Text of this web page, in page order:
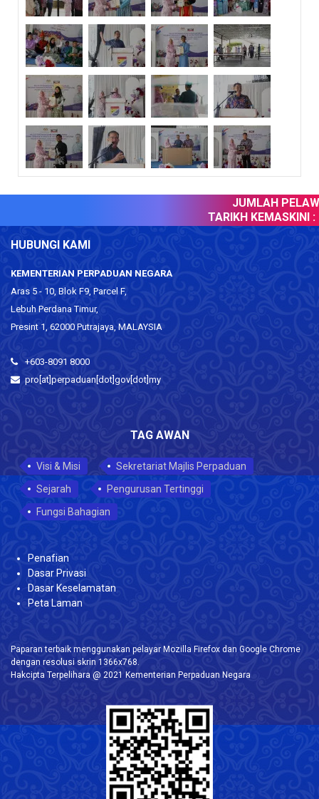
JUMLAH
TARIKH KEMASKINI :
HUBUNGI KAMI
KEMENTERIAN PERPADUAN NEGARA
Aras 5 - 10, Blok F9, Parcel F,
Lebuh Perdana Timur,
Presint 1, 62000 Putrajaya, MALAYSIA
+603-8091 8000
pro[at]perpaduan[dot]gov[dot]my
TAG AWAN
Visi & Misi
Sekretariat Majlis Perpaduan
Sejarah
Pengurusan Tertinggi
Fungsi Bahagian
Penafian
Dasar Privasi
Dasar Keselamatan
Peta Laman
Paparan terbaik menggunakan pelayar Mozilla Firefox dan Google Chrome
dengan resolusi skrin 1366x768.
Hakcipta Terpelihara @ 2021 Kementerian Perpaduan Negara